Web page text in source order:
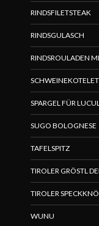
RINDSFILETSTEAK
RINDSGULASCH
RINDSROULADEN
SPARGEL FÜR
SUGO BOLOGNESE
TAFELSPITZ
TIROLER GRÖSTL
TIROLER
WUNU